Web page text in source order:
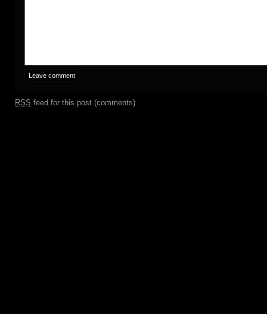
RSS feed for this post (comments)